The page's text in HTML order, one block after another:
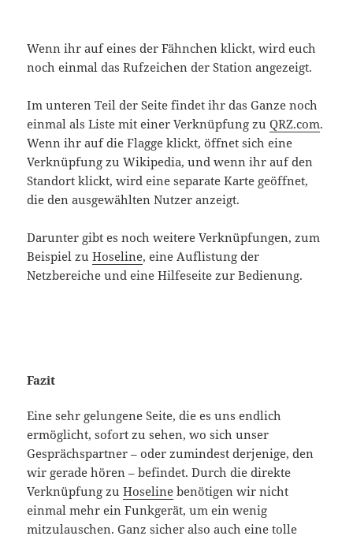
Wenn ihr auf eines der Fähnchen klickt, wird euch
noch einmal das Rufzeichen der Station angezeigt.
Im unteren Teil der Seite findet ihr das Ganze noch
einmal als Liste mit einer Verknüpfung zuQRZ.com.
Wenn ihr auf die Flagge klickt, öffnet sich eine
Verknüpfung zu Wikipedia, und wenn ihr auf den
Standort klickt, wird eine separate Karte geöffnet,
die den ausgewählten Nutzer anzeigt.
Darunter gibt es noch weitere Verknüpfungen, zum
Beispiel zuHoseline, eine Auflistung der
Netzbereiche und eine Hilfeseite zur Bedienung.
Fazit
Eine sehr gelungene Seite, die es uns endlich
ermöglicht, sofort zu sehen, wo sich unser
Gesprächspartner – oder zumindest derjenige, den
wir gerade hören – befindet. Durch die direkte
Verknüpfung zuHoseline benötigen wir nicht
einmal mehr ein Funkgerät, um ein wenig
mitzulauschen. Ganz sicher also auch eine tolle